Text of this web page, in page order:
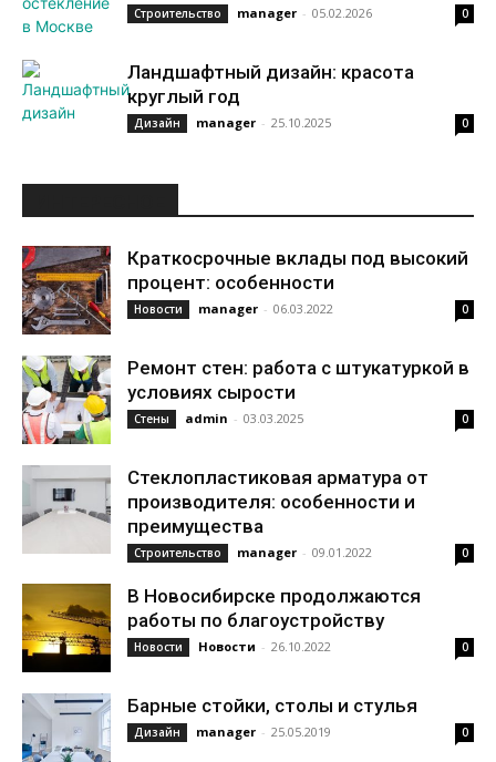
Строительство manager - 05.02.2026 0
Ландшафтный дизайн: красота
круглый год
Дизайн manager - 25.10.2025 0
Краткосрочные вклады под высокий
процент: особенности
Новости manager - 06.03.2022 0
Ремонт стен: работа с штукатуркой в
условиях сырости
Стены admin - 03.03.2025 0
Стеклопластиковая арматура от
производителя: особенности и
преимущества
Строительство manager - 09.01.2022 0
В Новосибирске продолжаются
работы по благоустройству
Новости Новости - 26.10.2022 0
Барные стойки, столы и стулья
Дизайн manager - 25.05.2019 0